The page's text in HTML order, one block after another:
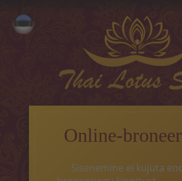
Русский
MEIST
Tai massaaz
Klassikaline massaaz
Online-
Sisenemine ei kujuta